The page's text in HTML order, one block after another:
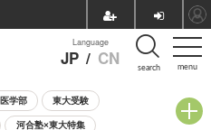
menu
Language
JP / CN search
医学部 東大受験
河合塾×東大特集